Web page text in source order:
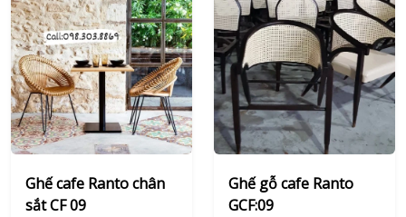
Ghế cafe Ranto chân
sắt CF 09
Ghế gỗ cafe Ranto
GCF:09